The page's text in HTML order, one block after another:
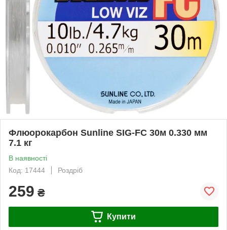
Флюорокарбон Sunline SIG-FC 30м 0.330 мм
7.1 кг
В наявності
Код: 17444
Роздріб
259 ₴
Купити